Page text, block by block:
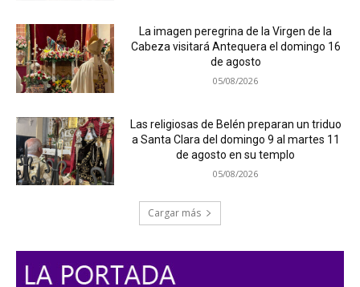
La imagen peregrina de la Virgen de la
Cabeza visitará Antequera el domingo 16
de agosto
05/08/2026
Las religiosas de Belén preparan un triduo
a Santa Clara del domingo 9 al martes 11
de agosto en su templo
05/08/2026
Cargar más